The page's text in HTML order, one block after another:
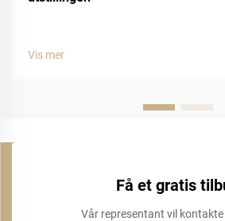
Vis mer
Få et gratis
Vår representant vil